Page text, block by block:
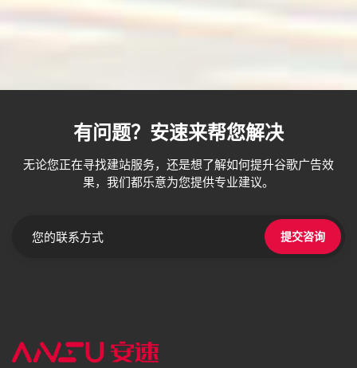
有问题？安速来帮您解决
无论您正在寻找建站服务，还是想了解如何提升谷歌广告效
果，我们都乐意为您提供专业建议。
提交咨询